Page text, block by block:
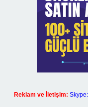
Reklam ve İletişim: